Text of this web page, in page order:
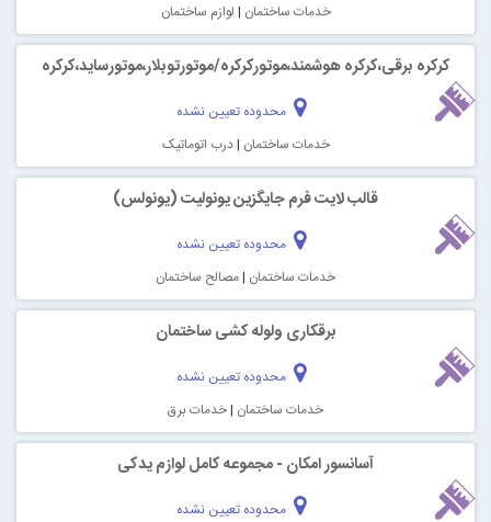
خدمات ساختمان|لوازم ساختمان
برقی،کرکره هوشمند،موتورکرکره/موتورتوبلار،موتورساید،کرکره
محدوده تعیین نشده
خدمات ساختمان|درب اتوماتیک
قالب لایت فرم جایگزین یونولیت (یونولس)
محدوده تعیین نشده
خدمات ساختمان|مصالح ساختمان
برقکاری ولوله کشی ساختمان
محدوده تعیین نشده
خدمات ساختمان|خدمات برق
آسانسور امکان - مجموعه کامل لوازم یدکی
محدوده تعیین نشده